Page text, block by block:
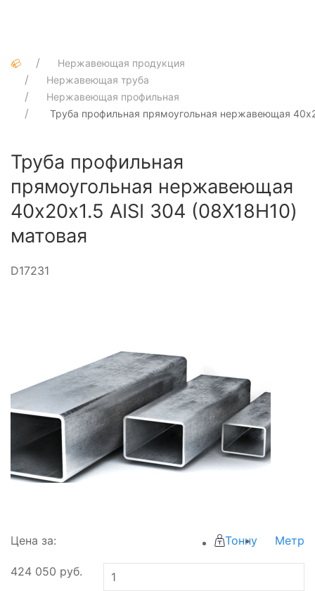
Нержавеющая продукция
Нержавеющая труба
Нержавеющая профильная
Труба профильная прямоугольная нержавеющая
Труба профильная
прямоугольная нержавеющая
40х20х1.5 AISI 304 (08Х18Н10)
матовая
D17231
Цена за: Тонну Метр
424 050 руб.